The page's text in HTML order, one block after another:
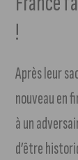
!
Après leur
nouveau en
à un
d’être